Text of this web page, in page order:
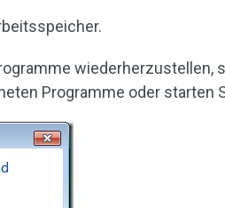
wiederherzustellen,
Programme oder starten